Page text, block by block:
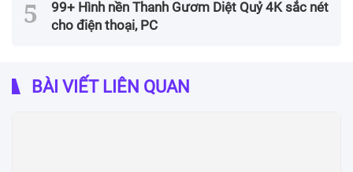
99+ Hình nền Thanh Gươm Diệt Quỷ 4K sắc nét
cho điện thoại, PC
BÀI VIẾT LIÊN QUAN